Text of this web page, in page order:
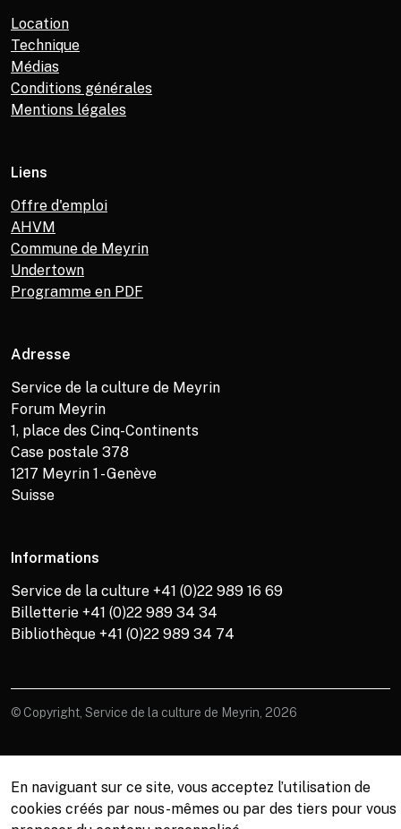
Location
Technique
Médias
Conditions générales
Mentions légales
Liens
Offre d'emploi
AHVM
Commune de Meyrin
Undertown
Programme en PDF
Adresse
Service de la culture de Meyrin
Forum Meyrin
1, place des Cinq-Continents
Case postale 378
1217 Meyrin 1 - Genève
Suisse
Informations
Service de la culture +41 (0)22 989 16 69
Billetterie +41 (0)22 989 34 34
Bibliothèque +41 (0)22 989 34 74
© Copyright, Service de la culture de Meyrin, 2026
En naviguant sur ce site, vous acceptez l’utilisation de
cookies créés par nous-mêmes ou par des tiers pour vous